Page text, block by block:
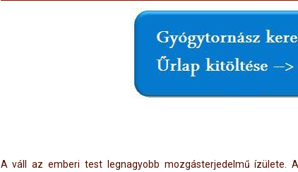
A váll az emberi test legnagyobb mozgásterjedelmű